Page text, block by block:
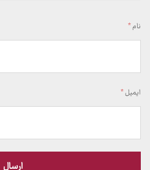
نام*
ایمیل*